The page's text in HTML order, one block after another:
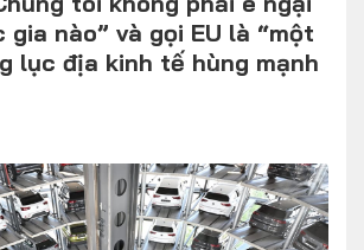
nào” và gọi EU là “một
lục địa kinh tế hùng mạnh